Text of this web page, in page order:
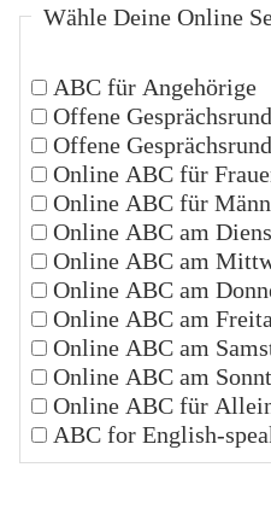
Wähle Deine Online
ABC für Angehörige
Offene
Offene
Online ABC für
Online ABC für
Online ABC am
Online ABC am
Online ABC am
Online ABC am
Online ABC am
Online ABC am
Online ABC für
ABC for English-